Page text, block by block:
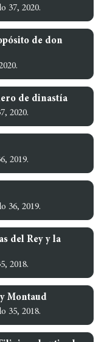
37, 2020.
de don
de dinastía
2020.
2019.
36, 2019.
del Rey y la
2018.
Montaud
35, 2018.